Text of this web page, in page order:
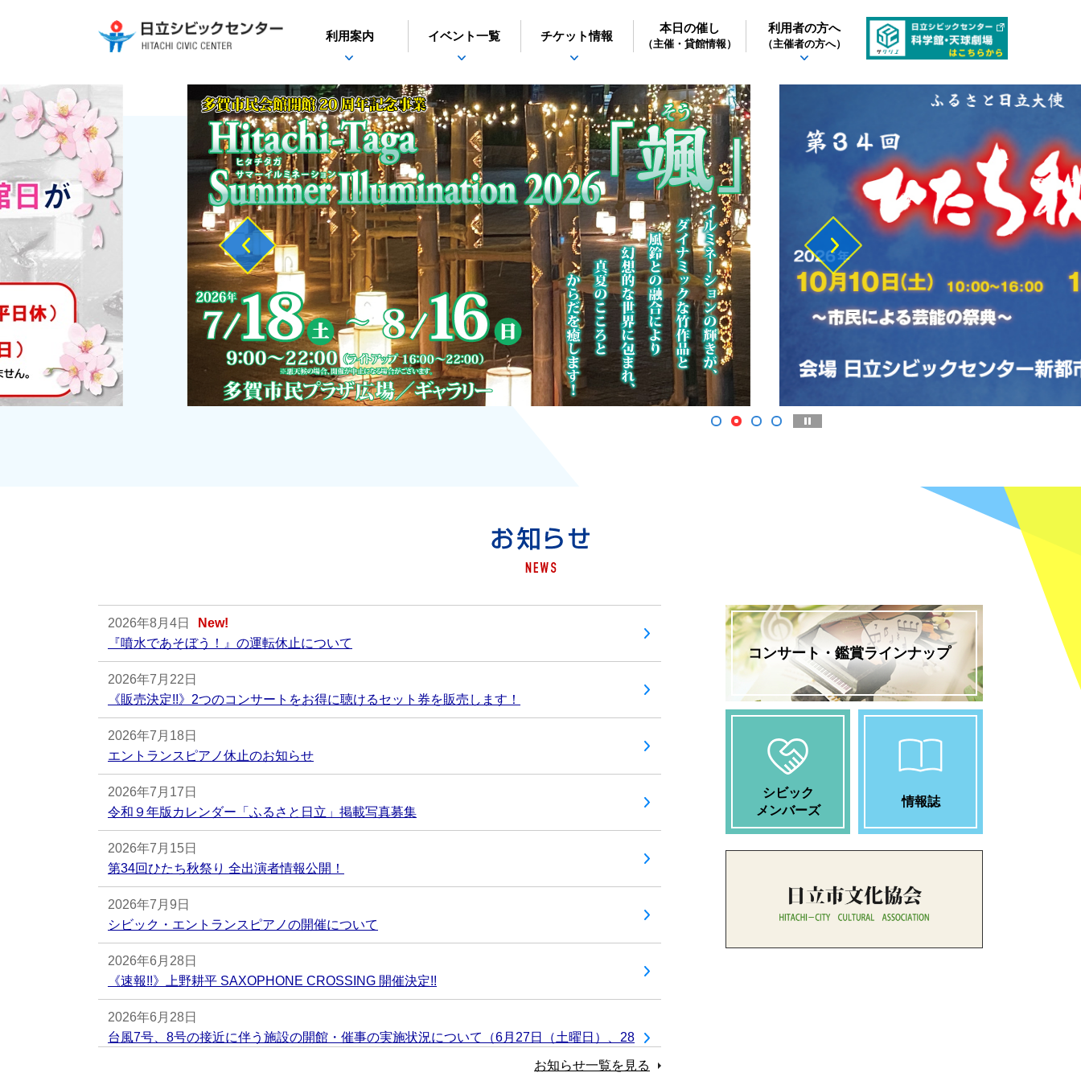
日立シビックセンター
利用案内 イベント一覧 チケット情報
本日の催し
（主催・貸館情報）
利用者の方へ
（主催者の方へ）
Previous
2
2026年8月4日
New!
『噴水であそぼう！』の運転休止について
2026年7月22日
《販売決定!!》2つのコンサートをお得に聴けるセット券を販売します！
2026年7月18日
エントランスピアノ休止のお知らせ
2026年7月17日
令和９年版カレンダー「ふるさと日立」掲載写真募集
2026年7月15日
第34回ひたち秋祭り 全出演者情報公開！
2026年7月9日
シビック・エントランスピアノの開催について
2026年6月28日
《速報!!》上野耕平 SAXOPHONE CROSSING 開催決定!!
2026年6月28日
台風7号、8号の接近に伴う施設の開館・催事の実施状況について（6月27日（土曜日）、28
お知らせ一覧を見る
コンサート・鑑賞ラインナップ
シビック
メンバーズ
情報誌